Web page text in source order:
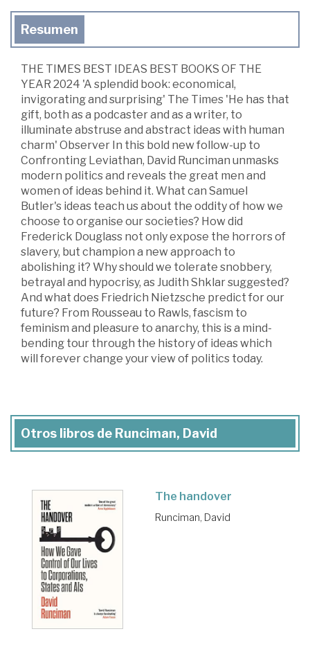
Resumen
THE TIMES BEST IDEAS BEST BOOKS OF THE
YEAR 2024 'A splendid book: economical,
invigorating and surprising' The Times 'He has that
gift, both as a podcaster and as a writer, to
illuminate abstruse and abstract ideas with human
charm' Observer In this bold new follow-up to
Confronting Leviathan, David Runciman unmasks
modern politics and reveals the great men and
women of ideas behind it. What can Samuel
Butler's ideas teach us about the oddity of how we
choose to organise our societies? How did
Frederick Douglass not only expose the horrors of
slavery, but champion a new approach to
abolishing it? Why should we tolerate snobbery,
betrayal and hypocrisy, as Judith Shklar suggested?
And what does Friedrich Nietzsche predict for our
future? From Rousseau to Rawls, fascism to
feminism and pleasure to anarchy, this is a mind-
bending tour through the history of ideas which
will forever change your view of politics today.
Otros libros de Runciman, David
The handover
Runciman, David